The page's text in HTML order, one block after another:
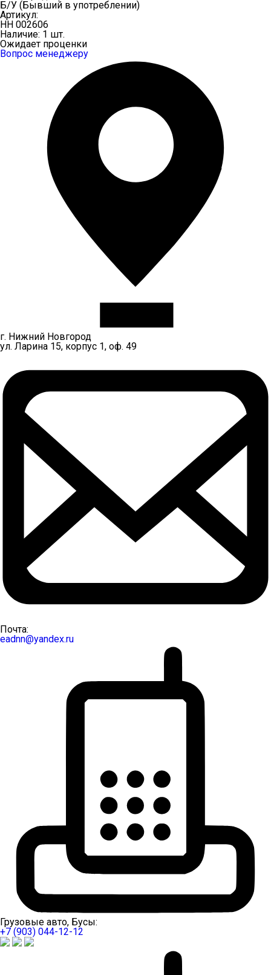
Б/У (Бывший в употреблении)
Артикул:
НН 002606
Наличие: 1 шт.
Ожидает проценки
Вопрос менеджеру
г. Нижний Новгород
ул. Ларина 15, корпус 1, оф. 49
Почта:
eadnn@yandex.ru
Грузовые авто, Бусы:
+7 (903) 044-12-12